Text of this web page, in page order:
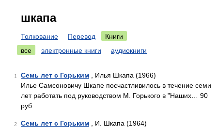
шкапа
Толкование Перевод
Книги
все
электронные книги аудиокниги
1 Семь лет с Горьким , Илья Шкапа (1966)
Илье Самсоновичу Шкапе посчастливилось в течение семи
лет работать под руководством М. Горького в "Наших… 90
руб
2 Семь лет с Горьким , И. Шкапа (1964)